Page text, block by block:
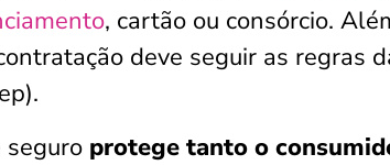
, cartão ou consórcio.
deve seguir as regras
seguro protege tanto o